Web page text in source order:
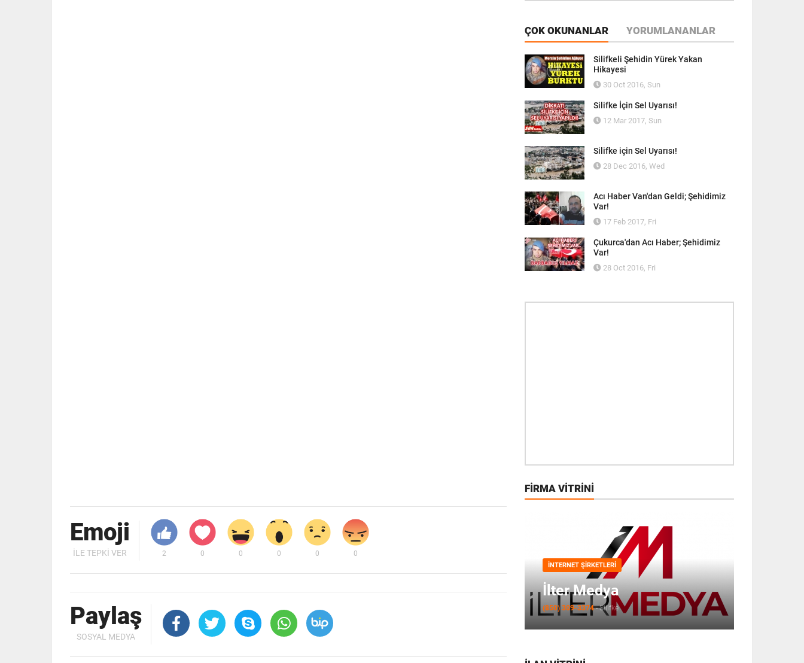
Emoji
İLE TEPKI VER 2 0 0 0 0 0
Paylaş
SOSYAL MEDYA
ÇOK OKUNANLAR YORUMLANANLAR
Silifkeli Şehidin Yürek Yakan
Hikayesi
30 Oct 2016, Sun
Silifke İçin Sel Uyarısı!
12 Mar 2017, Sun
Silifke için Sel Uyarısı!
28 Dec 2016, Wed
Acı Haber Van'dan Geldi; Şehidimiz
Var!
17 Feb 2017, Fri
Çukurca'dan Acı Haber; Şehidimiz
Var!
28 Oct 2016, Fri
FIRMA VITRINI
İNTERNET ŞIRKETLERI
İlter Medya
(850) 309-3374-Silifke